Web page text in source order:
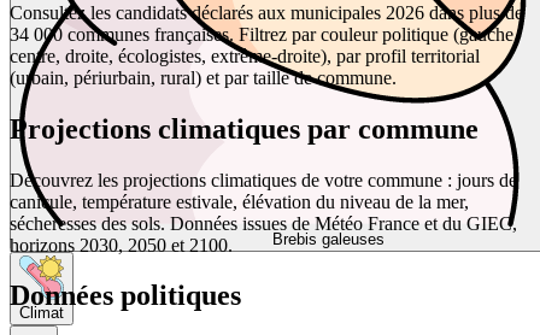
Brebis galeuses
Climat
Consultez les candidats déclarés aux municipales 2026 dans plus de
34 000 communes françaises. Filtrez par couleur politique (gauche,
centre, droite, écologistes, extrême-droite), par profil territorial
(urbain, périurbain, rural) et par taille de commune.
Projections climatiques par commune
Découvrez les projections climatiques de votre commune : jours de
canicule, température estivale, élévation du niveau de la mer,
sécheresses des sols. Données issues de Météo France et du GIEC,
horizons 2030, 2050 et 2100.
Données politiques